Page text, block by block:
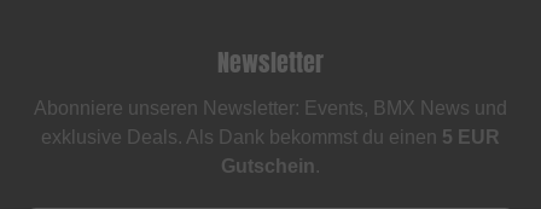
Newsletter
Abonniere unseren Newsletter: Events, BMX News und
exklusive Deals. Als Dank bekommst du einen 5 EUR
Gutschein.